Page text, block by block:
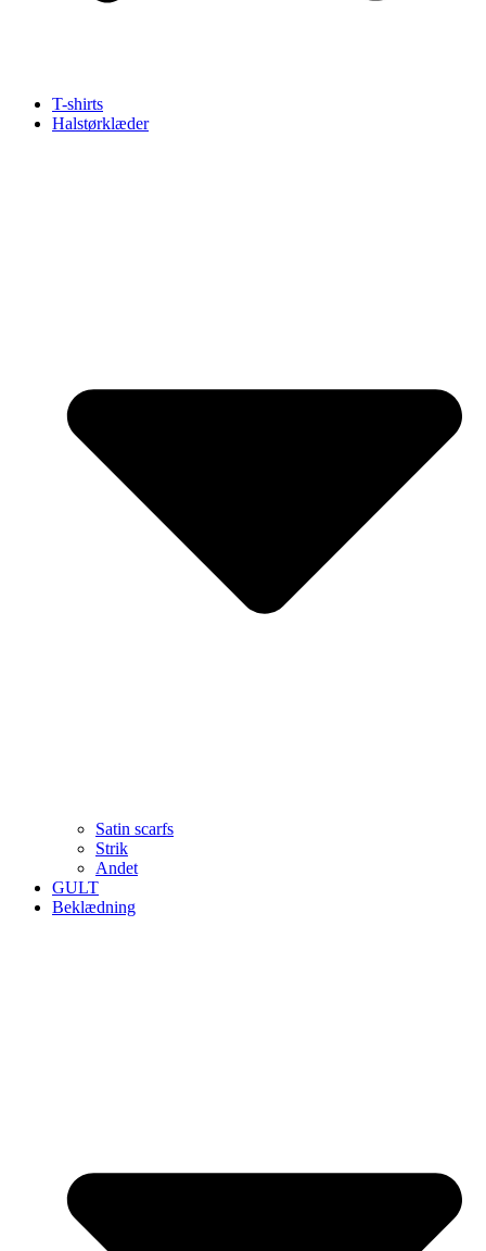
T-shirts
Halstørklæder
Satin scarfs
Strik
Andet
GULT
Beklædning